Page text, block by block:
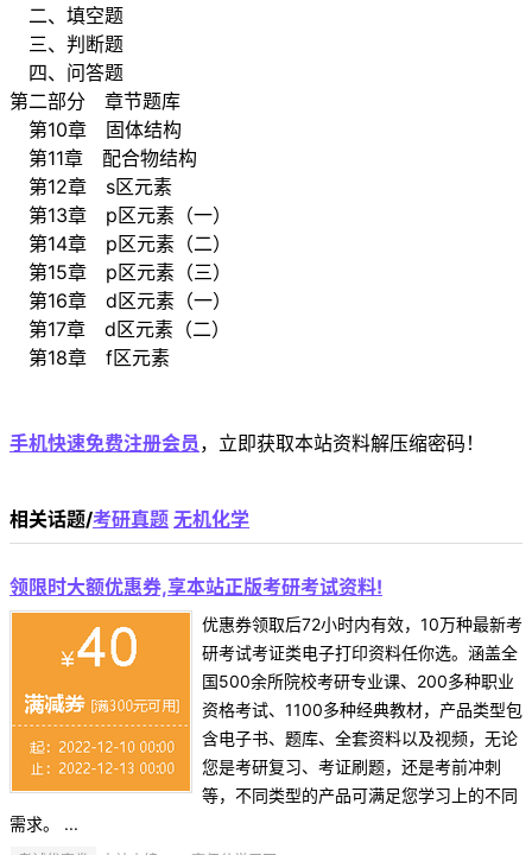
二、填空题
三、判断题
四、问答题
第二部分 章节题库
第10章 固体结构
第11章 配合物结构
第12章 s区元素
第13章 p区元素（一）
第14章 p区元素（二）
第15章 p区元素（三）
第16章 d区元素（一）
第17章 d区元素（二）
第18章 f区元素
手机快速免费注册会员 ，立即获取本站资料解压缩密码！
相关话题/考研真题 无机化学
领限时大额优惠券,享本站正版考研考试资料!
优惠券领取后72小时内有效，10万种最新考
研考试考证类电子打印资料任你选。涵盖全
国500余所院校考研专业课、200多种职业
资格考试、1100多种经典教材，产品类型包
含电子书、题库、全套资料以及视频，无论
您是考研复习、考证刷题，还是考前冲刺
等，不同类型的产品可满足您学习上的不同
需求。 ...